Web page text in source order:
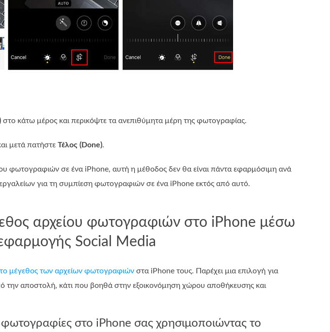
στο κάτω μέρος και περικόψτε τα ανεπιθύμητα μέρη της φωτογραφίας.
μετά πατήστε Τέλος (Done).
φωτογραφιών σε ένα iPhone, αυτή η μέθοδος δεν θα είναι πάντα εφαρμόσιμη ανά
για τη συμπίεση φωτογραφιών σε ένα iPhone εκτός από αυτό.
αρχείου φωτογραφιών στο iPhone μέσω
Social Media
μέγεθος των αρχείων φωτογραφιών στα iPhone τους. Παρέχει μια επιλογή για
την αποστολή, κάτι που βοηθά στην εξοικονόμηση χώρου αποθήκευσης και
στο iPhone σας χρησιμοποιώντας το